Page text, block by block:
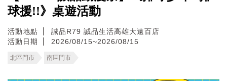
球援!!》桌遊活動
活動地點 誠品R79 誠品生活高雄大遠百店
活動日期
2026/08/15~2026/08/15
北區門市 南區門市